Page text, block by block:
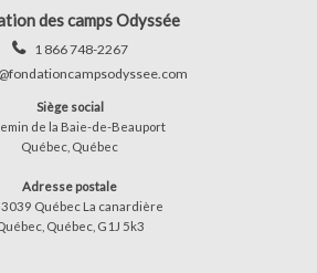
des camps Odyssée
1 866 748-2267
Siège social
de la Baie-de-Beauport
Québec, Québec
Adresse postale
Québec La canardière
Québec, G1J 5k3